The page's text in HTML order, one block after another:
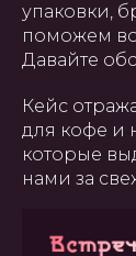
упаковки,
поможем
Давайте
Кейс
для кофе и
которые
нами за